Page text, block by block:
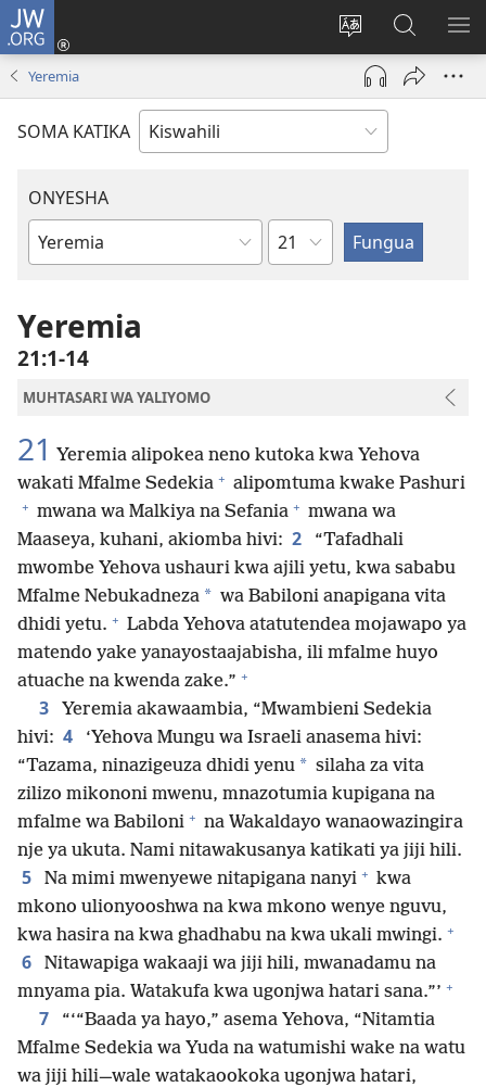
JW.ORG
Badili
lugha
ya
tovuti
Ingia
(opens
window)
Tafuta
Katika
JW.ORG
Yeremia
SOMA KATIKA
ONYESHA
Kitabu
Biblia
Sura
Yeremia
21:1-14
MUHTASARI WA YALIYOMO
21 Yeremia alipokea neno kutoka kwa Yehova
wakati Mfalme Sedekia + alipomtuma kwake Pashuri
+ mwana wa Malkiya na Sefania + mwana wa
Maaseya, kuhani, akiomba hivi: 2
“Tafadhali
mwombe Yehova ushauri kwa ajili yetu, kwa sababu
Mfalme Nebukadneza * wa Babiloni anapigana vita
dhidi yetu. + Labda Yehova atatutendea mojawapo ya
matendo yake yanayostaajabisha, ili mfalme huyo
atuache na kwenda zake.” +
3
Yeremia akawaambia, “Mwambieni Sedekia
hivi: 4
‘Yehova Mungu wa Israeli anasema hivi:
“Tazama, ninazigeuza dhidi yenu * silaha za vita
zilizo mikononi mwenu, mnazotumia kupigana na
mfalme wa Babiloni + na Wakaldayo wanaowazingira
nje ya ukuta. Nami nitawakusanya katikati ya jiji hili.
5 Na mimi mwenyewe nitapigana nanyi + kwa
mkono ulionyooshwa na kwa mkono wenye nguvu,
kwa hasira na kwa ghadhabu na kwa ukali mwingi. +
6
Nitawapiga wakaaji wa jiji hili, mwanadamu na
mnyama pia. Watakufa kwa ugonjwa hatari sana.”’ +
7
“‘“Baada ya hayo,” asema Yehova, “Nitamtia
Mfalme Sedekia wa Yuda na watumishi wake na watu
wa jiji hili—wale watakaookoka ugonjwa hatari,